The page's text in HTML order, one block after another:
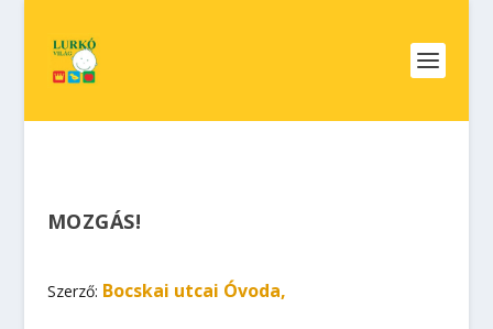
MOZGÁS!
Szerző: Bocskai utcai Óvoda,